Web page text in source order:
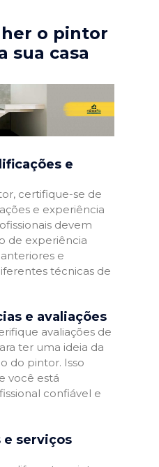
o pintor
sua casa
e
certifique-se de
e experiência
devem
de experiência
e
técnicas de
e avaliações
avaliações de
ter uma ideia da
do pintor. Isso
você está
confiável e
e serviços